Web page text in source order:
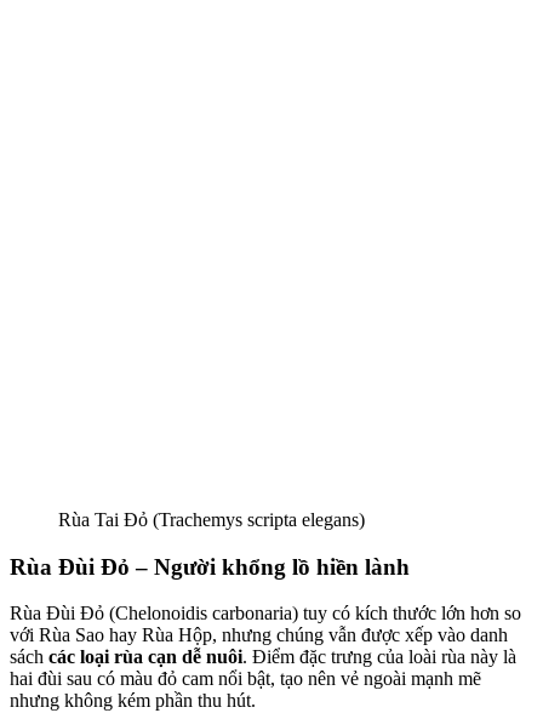
Rùa Tai Đỏ (Trachemys scripta elegans)
Rùa Đùi Đỏ – Người khổng lồ hiền lành
Rùa Đùi Đỏ (Chelonoidis carbonaria) tuy có kích thước lớn hơn so
với Rùa Sao hay Rùa Hộp, nhưng chúng vẫn được xếp vào danh
sách các loại rùa cạn dễ nuôi. Điểm đặc trưng của loài rùa này là
hai đùi sau có màu đỏ cam nổi bật, tạo nên vẻ ngoài mạnh mẽ
nhưng không kém phần thu hút.